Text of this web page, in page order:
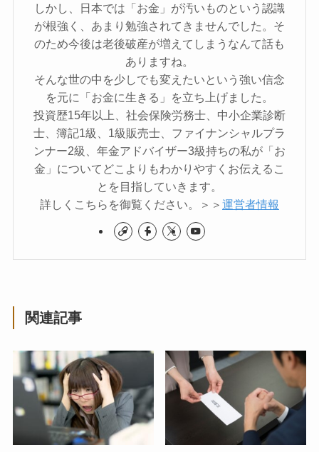
しかし、日本では「お金」が汚いものという認識
が根強く、あまり勉強されてきませんでした。そ
のため今後は老後破産が増えてしまうなんて話も
ありますね。
そんな世の中を少しでも変えたいという強い信念
を元に「お金に生きる」を立ち上げました。
投資歴15年以上、社会保険労務士、中小企業診断
士、簿記1級、1級販売士、ファイナンシャルプラ
ンナー2級、年金アドバイザー3級持ちの私が「お
金」についてどこよりもわかりやすくお伝えるこ
とを目指していきます。
詳しくこちらを御覧ください。＞＞ 運営者情報
関連記事